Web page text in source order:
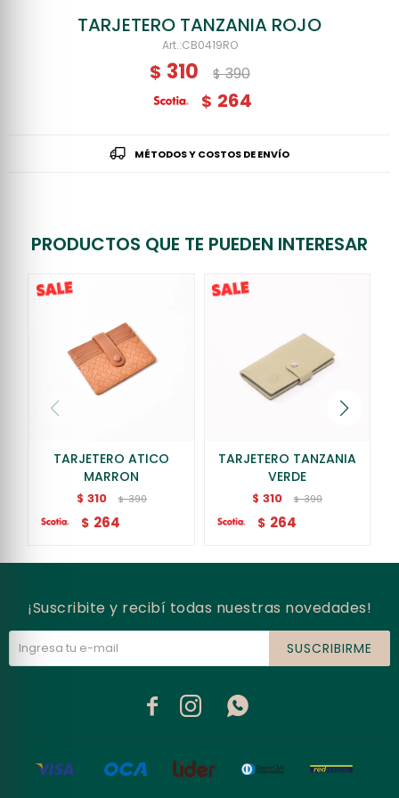
TARJETERO TANZANIA ROJO
CB0419RO
$ 310 $ 390
$ 264
MÉTODOS Y COSTOS DE ENVÍO
PRODUCTOS QUE TE PUEDEN INTERESAR
TARJETERO ATICO
MARRON
$ 310 $ 390
$ 264
TARJETERO TANZANIA
VERDE
$ 310 $ 390
$ 264
¡Suscribite y recibí todas nuestras novedades!
SUSCRIBIRME
  